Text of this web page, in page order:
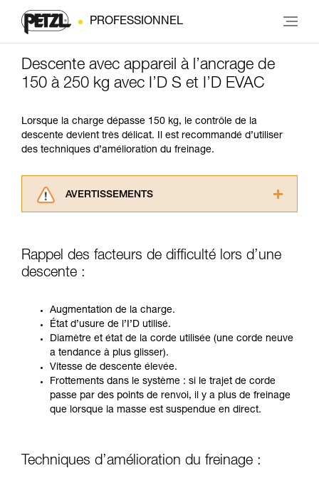
PROFESSIONNEL
Descente avec appareil à l’ancrage de
150 à 250 kg avec I’D S et I’D EVAC
Lorsque la charge dépasse 150 kg, le contrôle de la
descente devient très délicat. Il est recommandé d’utiliser
des techniques d’amélioration du freinage.
AVERTISSEMENTS
consulter. Vous devez avoir compris les
pouvoir comprendre ce complément
Maîtriser ces techniques nécessite une
formation et un entraînement spécifique. Validez
avec un professionnel votre capacité à refaire
la manipulation, seul, en toute sécurité, avant
de la reproduire en autonomie.
Nous donnons des exemples de techniques
liées à votre activité. Il peut en exister d’autres
que nous ne décrivons pas ici.
Rappel des facteurs de difficulté lors d’une
descente :
Augmentation de la charge.
État d’usure de l’I’D utilisé.
Diamètre et état de la corde utilisée (une corde neuve
a tendance à plus glisser).
Vitesse de descente élevée.
Frottements dans le système : si le trajet de corde
passe par des points de renvoi, il y a plus de freinage
que lorsque la masse est suspendue en direct.
Techniques d’amélioration du freinage :